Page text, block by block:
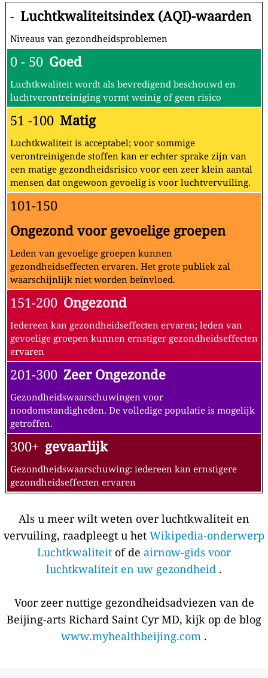
- Luchtkwaliteitsindex (AQI)-waarden
Niveaus van gezondheidsproblemen
0 - 50 Goed
Luchtkwaliteit wordt als bevredigend beschouwd en
luchtverontreiniging vormt weinig of geen risico
51 -100 Matig
Luchtkwaliteit is acceptabel; voor sommige
verontreinigende stoffen kan er echter sprake zijn van
een matige gezondheidsrisico voor een zeer klein aantal
mensen dat ongewoon gevoelig is voor luchtvervuiling.
101-150
Ongezond voor gevoelige groepen
Leden van gevoelige groepen kunnen
gezondheidseffecten ervaren. Het grote publiek zal
waarschijnlijk niet worden beïnvloed.
151-200 Ongezond
Iedereen kan gezondheidseffecten ervaren; leden van
gevoelige groepen kunnen ernstiger gezondheidseffecten
ervaren
201-300 Zeer Ongezonde
Gezondheidswaarschuwingen voor
noodomstandigheden. De volledige populatie is mogelijk
getroffen.
300+ gevaarlijk
Gezondheidswaarschuwing: iedereen kan ernstigere
gezondheidseffecten ervaren
Als u meer wilt weten over luchtkwaliteit en
vervuiling, raadpleegt u het Wikipedia-onderwerp
Luchtkwaliteit of de airnow-gids voor
luchtkwaliteit en uw gezondheid .
Voor zeer nuttige gezondheidsadviezen van de
Beijing-arts Richard Saint Cyr MD, kijk op de blog
www.myhealthbeijing.com .